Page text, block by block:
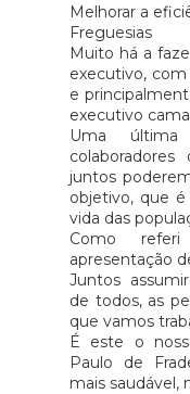
Melhorar a
Freguesias
Muito há a
executivo,
e
executivo
Uma
juntos
objetivo, que
vida das
Como
apresentação
Juntos
de todos, as
que vamos
É este o
Paulo de
mais saudável,